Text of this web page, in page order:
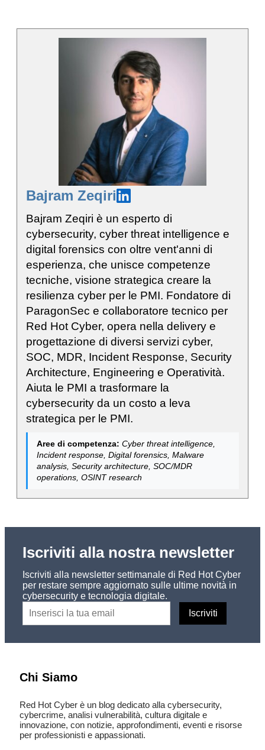
Bajram Zeqiri
Bajram Zeqiri è un esperto di
cybersecurity, cyber threat intelligence e
digital forensics con oltre vent'anni di
esperienza, che unisce competenze
tecniche, visione strategica creare la
resilienza cyber per le PMI. Fondatore di
ParagonSec e collaboratore tecnico per
Red Hot Cyber, opera nella delivery e
progettazione di diversi servizi cyber,
SOC, MDR, Incident Response, Security
Architecture, Engineering e Operatività.
Aiuta le PMI a trasformare la
cybersecurity da un costo a leva
strategica per le PMI.
Aree di competenza: Cyber threat intelligence,
Incident response, Digital forensics, Malware
analysis, Security architecture, SOC/MDR
operations, OSINT research
Iscriviti alla nostra newsletter
Iscriviti alla newsletter settimanale di Red Hot Cyber
per restare sempre aggiornato sulle ultime novità in
cybersecurity e tecnologia digitale.
Chi Siamo
Red Hot Cyber è un blog dedicato alla cybersecurity,
cybercrime, analisi vulnerabilità, cultura digitale e
innovazione, con notizie, approfondimenti, eventi e risorse
per professionisti e appassionati.